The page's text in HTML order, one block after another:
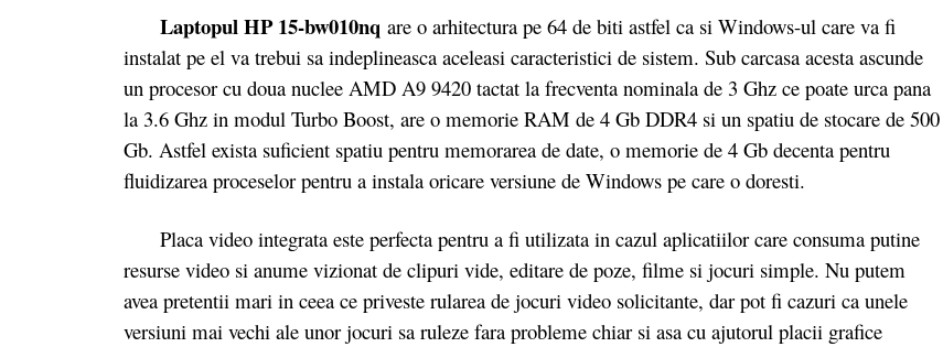
Laptopul HP 15-bw010nq are o arhitectura pe 64 de biti astfel ca si Windows-ul care va fi
instalat pe el va trebui sa indeplineasca aceleasi caracteristici de sistem. Sub carcasa acesta ascunde
un procesor cu doua nuclee AMD A9 9420 tactat la frecventa nominala de 3 Ghz ce poate urca pana
la 3.6 Ghz in modul Turbo Boost, are o memorie RAM de 4 Gb DDR4 si un spatiu de stocare de 500
Gb. Astfel exista suficient spatiu pentru memorarea de date, o memorie de 4 Gb decenta pentru
fluidizarea proceselor pentru a instala oricare versiune de Windows pe care o doresti.
Placa video integrata este perfecta pentru a fi utilizata in cazul aplicatiilor care consuma putine
resurse video si anume vizionat de clipuri vide, editare de poze, filme si jocuri simple. Nu putem
avea pretentii mari in ceea ce priveste rularea de jocuri video solicitante, dar pot fi cazuri ca unele
versiuni mai vechi ale unor jocuri sa ruleze fara probleme chiar si asa cu ajutorul placii grafice